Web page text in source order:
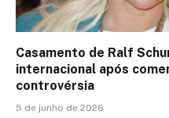
Casamento de Ralf
internacional após
controvérsia
5 de junho de 2026